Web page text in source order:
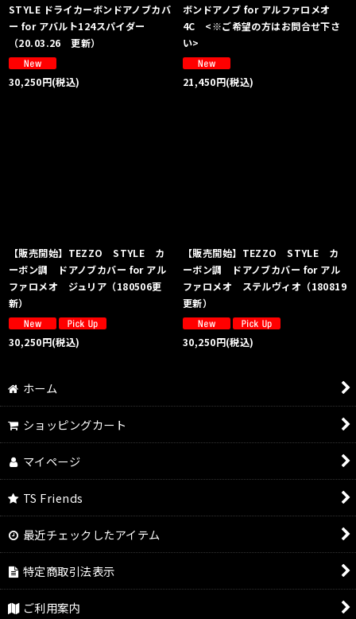
STYLE ドライカーボンドアノブカバ
ー for アバルト124スパイダー
（20.03.26 更新）
30,250円(税込)
ボンドアノブ for アルファロメオ
4C <※ご希望の方はお問合せ下さ
い>
21,450円(税込)
【販売開始】TEZZO STYLE カ
ーボン調 ドアノブカバー for アル
ファロメオ ジュリア（180506更
新）
30,250円(税込)
【販売開始】TEZZO STYLE カ
ーボン調 ドアノブカバー for アル
ファロメオ ステルヴィオ（180819
更新）
30,250円(税込)
ホーム
ショッピングカート
マイページ
TS Friends
最近チェックしたアイテム
特定商取引法表示
ご利用案内